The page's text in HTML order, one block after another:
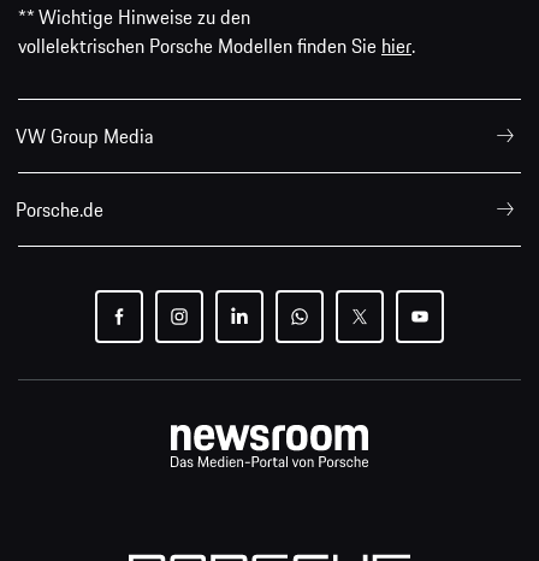
** Wichtige Hinweise zu den
vollelektrischen Porsche Modellen finden Sie hier.
VW Group Media
Porsche.de